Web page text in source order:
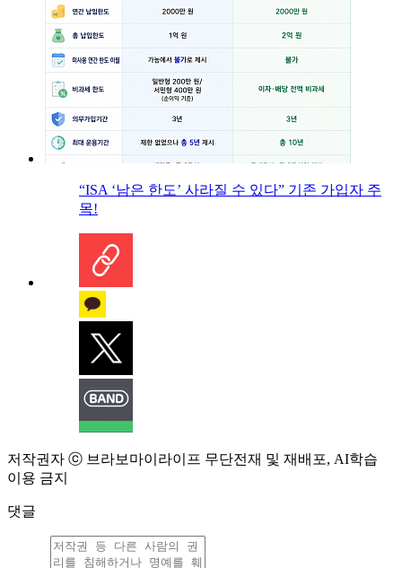
“ISA ‘남은 한도’ 사라질 수 있다” 기존 가입자 주
목!
저작권자 ⓒ 브라보마이라이프 무단전재 및 재배포, AI학습
이용 금지
댓글